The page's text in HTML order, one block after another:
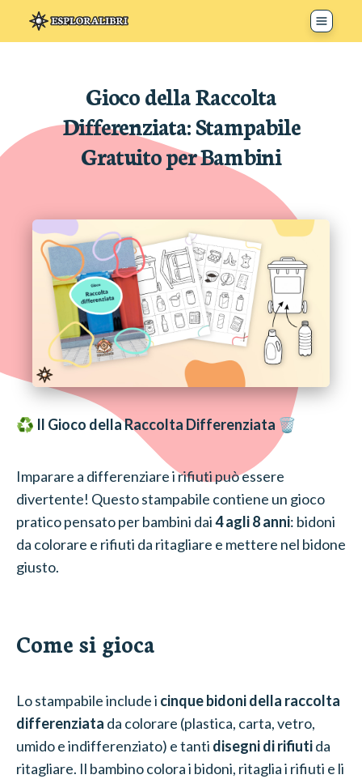
Toggle
Gioco della Raccolta
Differenziata: Stampabile
Gratuito per Bambini
♻️ Il Gioco della Raccolta Differenziata 🗑️
Imparare a differenziare i rifiuti può essere
divertente! Questo stampabile contiene un gioco
pratico pensato per bambini dai4 agli 8 anni: bidoni
da colorare e rifiuti da ritagliare e mettere nel bidone
giusto.
Come si gioca
Lo stampabile include i cinque bidoni della raccolta
differenziata da colorare (plastica, carta, vetro,
umido e indifferenziato) e tanti disegni di rifiutida
ritagliare. Il bambino colora i bidoni, ritaglia i rifiuti e li